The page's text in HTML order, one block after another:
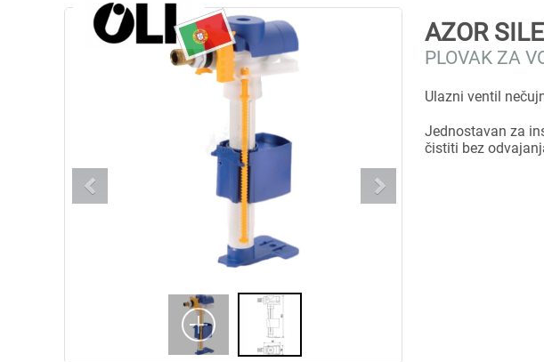
AZOR
PLOVAK ZA
Ulazni ventil
Jednostavan za
čistiti bez